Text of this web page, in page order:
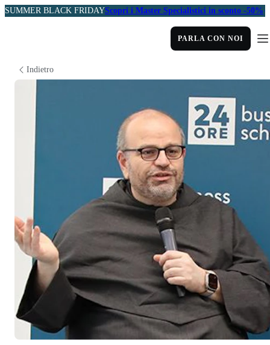
SUMMER BLACK FRIDAYScopri i Master Specialistici in sconto -50%
PARLA CON NOI
Indietro